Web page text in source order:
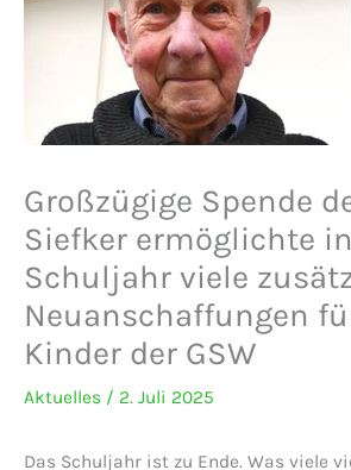
Großzügige Spende
Siefker ermöglichte
Schuljahr viele
Neuanschaffungen
Kinder der GSW
Aktuelles / 2. Juli 2025
Das Schuljahr ist zu Ende. Was viele